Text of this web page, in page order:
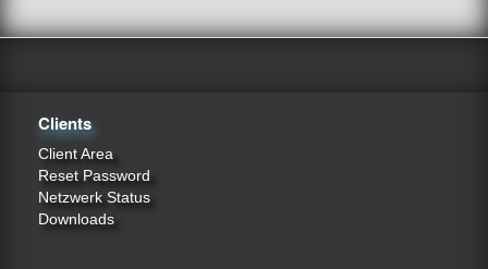
Clients
Client Area
Reset Password
Netzwerk Status
Downloads